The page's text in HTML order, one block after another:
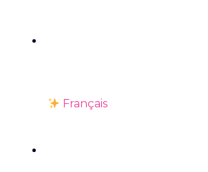
Français